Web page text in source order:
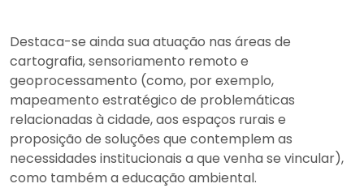
Destaca-se ainda sua atuação nas áreas de
cartografia, sensoriamento remoto e
geoprocessamento (como, por exemplo,
mapeamento estratégico de problemáticas
relacionadas à cidade, aos espaços rurais e
proposição de soluções que contemplem as
necessidades institucionais a que venha se vincular),
como também a educação ambiental.